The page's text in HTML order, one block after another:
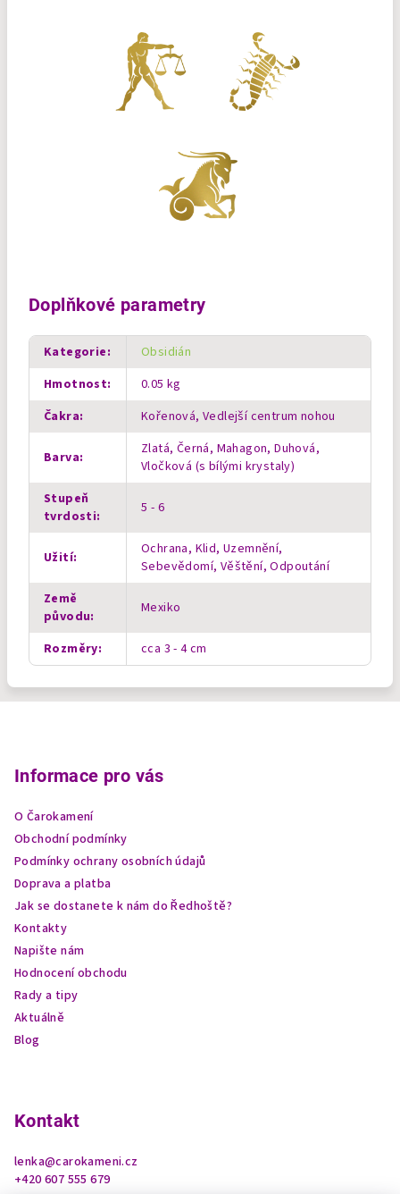
Doplňkové parametry
Kategorie:
Obsidián
Hmotnost:
0.05 kg
Čakra: Kořenová, Vedlejší centrum nohou
Barva:
Zlatá, Černá, Mahagon, Duhová,
Vločková (s bílými krystaly)
Stupeň
tvrdosti: 5 - 6
Užití:
Ochrana, Klid, Uzemnění,
Sebevědomí, Věštění, Odpoutání
Země
původu: Mexiko
Rozměry: cca 3 - 4 cm
Informace pro vás
O Čarokamení
Obchodní podmínky
Podmínky ochrany osobních údajů
Doprava a platba
Jak se dostanete k nám do Ředhoště?
Kontakty
Napište nám
Hodnocení obchodu
Rady a tipy
Aktuálně
Blog
Kontakt
lenka@carokameni.cz
+420 607 555 679